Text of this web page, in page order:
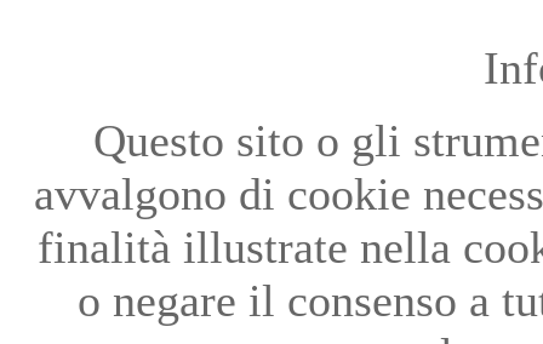
Questo sito o gli
avvalgono di cookie
finalità illustrate nella
o negare il consenso a